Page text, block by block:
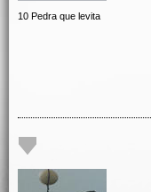
10 Pedra que levita